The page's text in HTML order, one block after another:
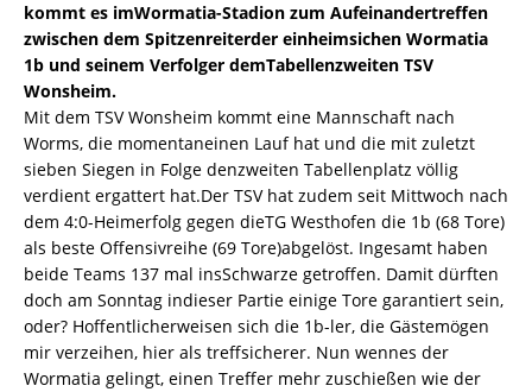
kommt es imWormatia-Stadion zum Aufeinandertreffen
zwischen dem Spitzenreiterder einheimsichen Wormatia
1b und seinem Verfolger demTabellenzweiten TSV
Wonsheim.
Mit dem TSV Wonsheim kommt eine Mannschaft nach
Worms, die momentaneinen Lauf hat und die mit zuletzt
sieben Siegen in Folge denzweiten Tabellenplatz völlig
verdient ergattert hat.Der TSV hat zudem seit Mittwoch nach
dem 4:0-Heimerfolg gegen dieTG Westhofen die 1b (68 Tore)
als beste Offensivreihe (69 Tore)abgelöst. Ingesamt haben
beide Teams 137 mal insSchwarze getroffen. Damit dürften
doch am Sonntag indieser Partie einige Tore garantiert sein,
oder? Hoffentlicherweisen sich die 1b-ler, die Gästemögen
mir verzeihen, hier als treffsicherer. Nun wennes der
Wormatia gelingt, einen Treffer mehr zuschießen wie der